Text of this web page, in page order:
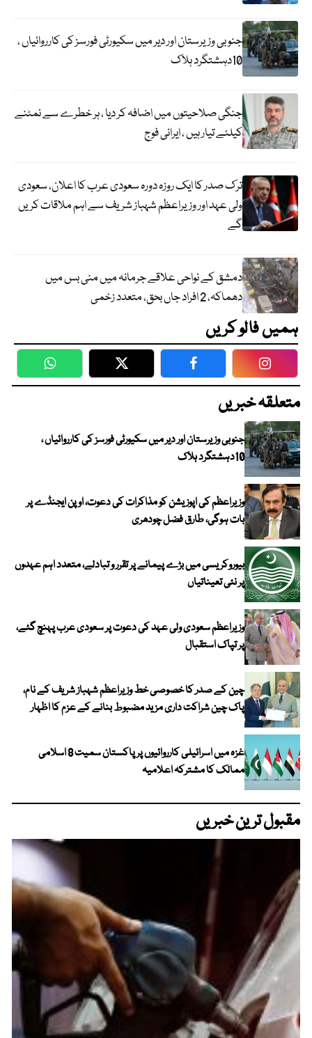
جنوبی وزیرستان اور دیر میں سکیورٹی فورسز کی کارروائیاں ،
10دہشتگرد ہلاک
جنگی صلاحیتوں میں اضافہ کر دیا ، ہر خطرے سے نمٹنے
کیلئے تیار ہیں ، ایرانی فوج
ترک صدر کا ایک روزہ دورہ سعودی عرب کا اعلان، سعودی
ولی عہد اور وزیراعظم شہباز شریف سے اہم ملاقات کریں
گے
دمشق کے نواحی علاقے جرمانہ میں منی بس میں
دھماکہ، 2 افراد جاں بحق، متعدد زخمی
ہمیں فالو کریں
WhatsApp Twitter Facebook
متعلقہ خبریں
جنوبی وزیرستان اور دیر میں سکیورٹی فورسز کی کارروائیاں ،
10دہشتگرد ہلاک
وزیراعظم کی اپوزیشن کو مذاکرات کی دعوت، اوپن ایجنڈے پر
بات ہوگی، طارق فضل چودھری
بیوروکریسی میں بڑے پیمانے پر تقرر و تبادلے، متعدد اہم عہدوں
پر نئی تعیناتیاں
وزیراعظم سعودی ولی عہد کی دعوت پر سعودی عرب پہنچ گئے،
پر تپاک استقبال
چین کے صدر کا خصوصی خط وزیراعظم شہباز شریف کے نام،
پاک چین شراکت داری مزید مضبوط بنانے کے عزم کا اظہار
غزہ میں اسرائیلی کارروائیوں پر پاکستان سمیت 8 اسلامی
ممالک کا مشترکہ اعلامیہ
مقبول ترین خبریں